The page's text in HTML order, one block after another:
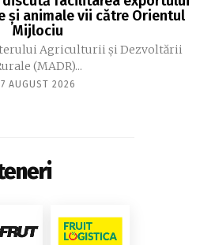
și animale vii către Orientul
Mijlociu
Agriculturii și Dezvoltării
(MADR)...
7 AUGUST 2026